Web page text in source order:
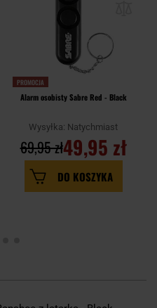
PROMOCJA
Alarm osobisty Sabre Red - Black
Wysyłka: Natychmiast
49,95 zł
69,95 zł
DO KOSZYKA